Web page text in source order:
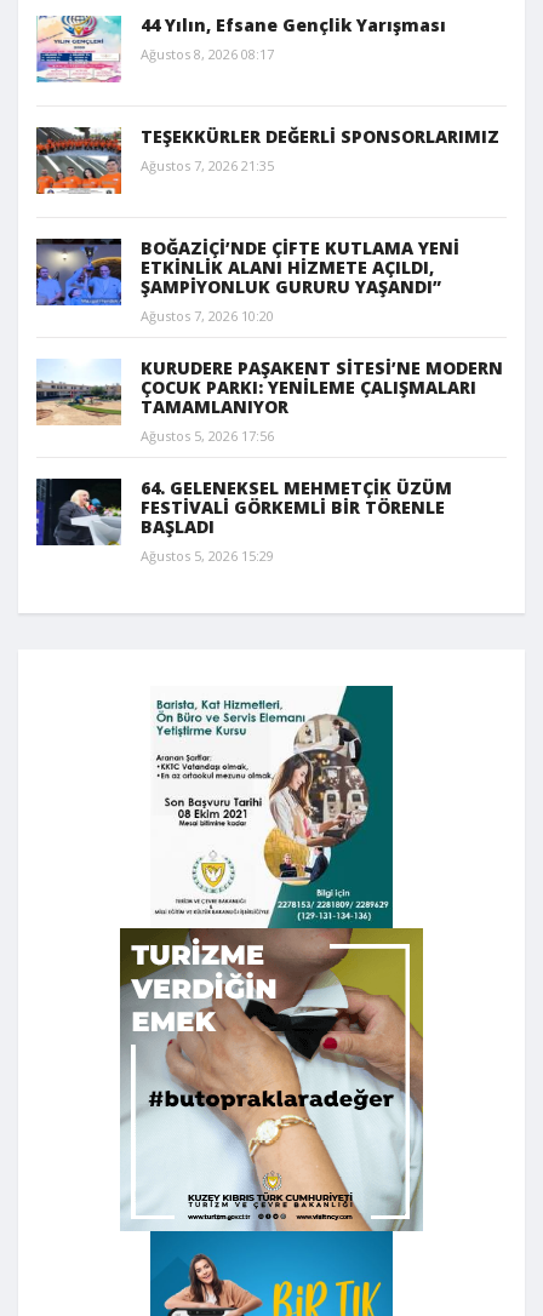
44 Yılın, Efsane Gençlik Yarışması
Ağustos 8, 2026 08:17
TEŞEKKÜRLER DEĞERLİ SPONSORLARIMIZ
Ağustos 7, 2026 21:35
BOĞAZİÇİ’NDE ÇİFTE KUTLAMA YENİ
ETKİNLİK ALANI HİZMETE AÇILDI,
ŞAMPİYONLUK GURURU YAŞANDI”
Ağustos 7, 2026 10:20
KURUDERE PAŞAKENT SİTESİ’NE MODERN
ÇOCUK PARKI: YENİLEME ÇALIŞMALARI
TAMAMLANIYOR
Ağustos 5, 2026 17:56
64. GELENEKSEL MEHMETÇİK ÜZÜM
FESTİVALİ GÖRKEMLİ BİR TÖRENLE
BAŞLADI
Ağustos 5, 2026 15:29